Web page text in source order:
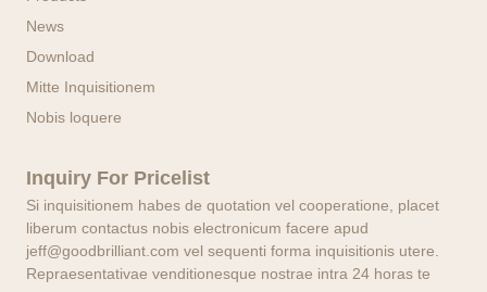
News
Download
Mitte Inquisitionem
Nobis loquere
Inquiry For Pricelist
Si inquisitionem habes de quotation vel cooperatione, placet
liberum contactus nobis electronicum facere apud
jeff@goodbrilliant.com vel sequenti forma inquisitionis utere.
Repraesentativae venditionesque nostrae intra 24 horas te